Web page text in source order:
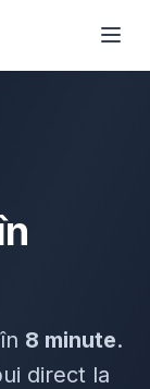
8 minute.
direct la